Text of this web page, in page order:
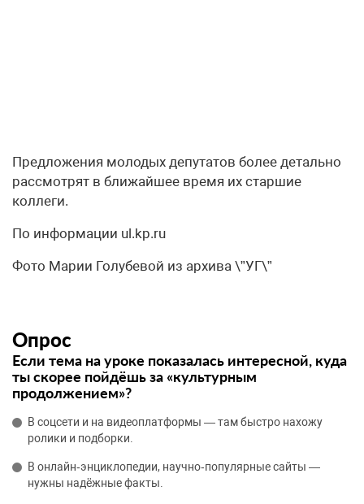
Предложения молодых депутатов более детально
рассмотрят в ближайшее время их старшие
коллеги.
По информации ul.kp.ru
Фото Марии Голубевой из архива \”УГ\”
Опрос
Если тема на уроке показалась интересной, куда
ты скорее пойдёшь за «культурным
продолжением»?
В соцсети и на видеоплатформы — там быстро нахожу
ролики и подборки.
В онлайн‑энциклопедии, научно‑популярные сайты —
нужны надёжные факты.